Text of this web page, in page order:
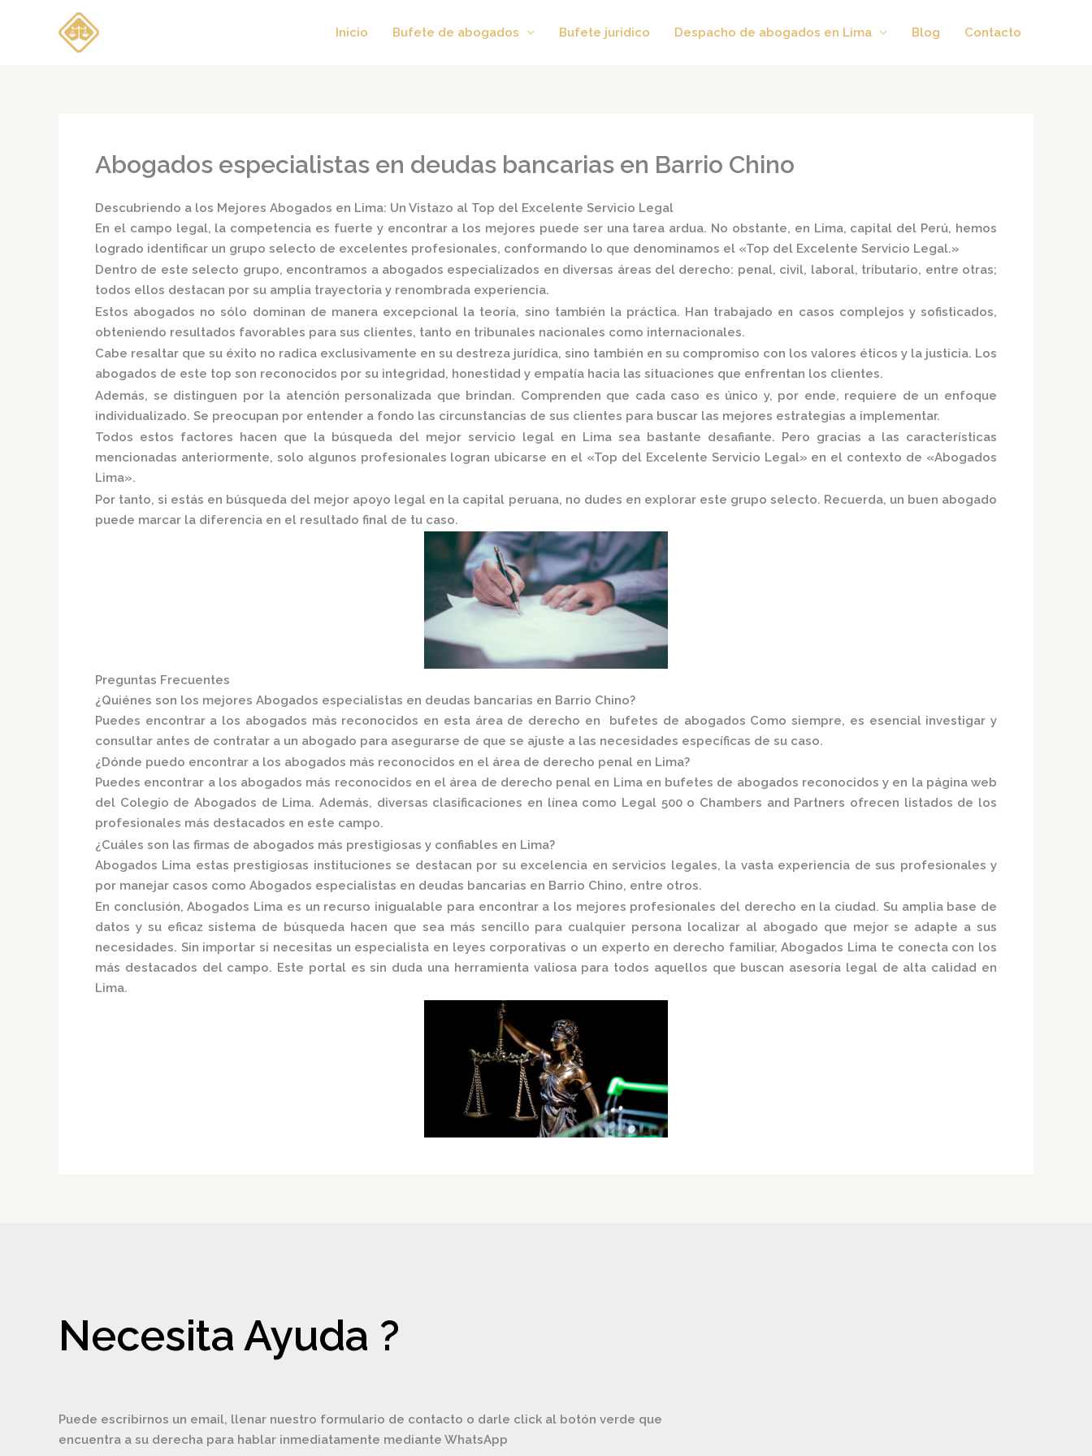
Inicio Bufete de abogados Bufete juridico Despacho de abogados en Lima Blog Contacto
Abogados especialistas en deudas bancarias en Barrio Chino
Descubriendo a los Mejores Abogados en Lima: Un Vistazo al Top del Excelente Servicio Legal
En el campo legal, la competencia es fuerte y encontrar a los mejores puede ser una tarea ardua. No obstante, en Lima, capital del Perú, hemos
logrado identificar un grupo selecto de excelentes profesionales, conformando lo que denominamos el «Top del Excelente Servicio Legal.»
Dentro de este selecto grupo, encontramos a abogados especializados en diversas áreas del derecho: penal, civil, laboral, tributario, entre otras;
todos ellos destacan por su amplia trayectoria y renombrada experiencia.
Estos abogados no sólo dominan de manera excepcional la teoría, sino también la práctica. Han trabajado en casos complejos y sofisticados,
obteniendo resultados favorables para sus clientes, tanto en tribunales nacionales como internacionales.
Cabe resaltar que su éxito no radica exclusivamente en su destreza jurídica, sino también en su compromiso con los valores éticos y la justicia. Los
abogados de este top son reconocidos por su integridad, honestidad y empatía hacia las situaciones que enfrentan los clientes.
Además, se distinguen por la atención personalizada que brindan. Comprenden que cada caso es único y, por ende, requiere de un enfoque
individualizado. Se preocupan por entender a fondo las circunstancias de sus clientes para buscar las mejores estrategias a implementar.
Todos estos factores hacen que la búsqueda del mejor servicio legal en Lima sea bastante desafiante. Pero gracias a las características
mencionadas anteriormente, solo algunos profesionales logran ubicarse en el «Top del Excelente Servicio Legal» en el contexto de «Abogados
Lima».
Por tanto, si estás en búsqueda del mejor apoyo legal en la capital peruana, no dudes en explorar este grupo selecto. Recuerda, un buen abogado
puede marcar la diferencia en el resultado final de tu caso.
Preguntas Frecuentes
¿Quiénes son los mejores Abogados especialistas en deudas bancarias en Barrio Chino?
Puedes encontrar a los abogados más reconocidos en esta área de derecho en bufetes de abogados Como siempre, es esencial investigar y
consultar antes de contratar a un abogado para asegurarse de que se ajuste a las necesidades específicas de su caso.
¿Dónde puedo encontrar a los abogados más reconocidos en el área de derecho penal en Lima?
Puedes encontrar a los abogados más reconocidos en el área de derecho penal en Lima en bufetes de abogados reconocidos y en la página web
del Colegio de Abogados de Lima. Además, diversas clasificaciones en línea como Legal 500o Chambers and Partners ofrecen listados de los
profesionales más destacados en este campo.
¿Cuáles son las firmas de abogados más prestigiosas y confiables en Lima?
Abogados Lima estas prestigiosas instituciones se destacan por su excelencia en servicios legales, la vasta experiencia de sus profesionales y
por manejar casos como Abogados especialistas en deudas bancarias en Barrio Chino, entre otros.
En conclusión,Abogados Lima es un recurso inigualable para encontrar a los mejores profesionales del derecho en la ciudad. Su amplia base de
datos y su eficaz sistema de búsqueda hacen que sea más sencillo para cualquier persona localizar al abogado que mejor se adapte a sus
necesidades. Sin importar si necesitas un especialista en leyes corporativas o un experto en derecho familiar,Abogados Lima te conecta con los
más destacados del campo. Este portal es sin duda una herramienta valiosa para todos aquellos que buscan asesoría legal de alta calidad en
Lima.
Necesita Ayuda ?
Puede escribirnos un email, llenar nuestro formulario de contacto o darle click al botón verde que
encuentra a su derecha para hablar inmediatamente mediante WhatsApp